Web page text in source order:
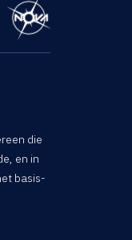
die
en in
basis-